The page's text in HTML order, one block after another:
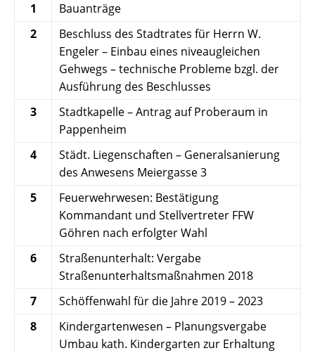
1
Bauanträge
2
Beschluss des Stadtrates für Herrn W.
Engeler – Einbau eines niveaugleichen
Gehwegs – technische Probleme bzgl. der
Ausführung des Beschlusses
3
Stadtkapelle – Antrag auf Proberaum in
Pappenheim
4
Städt. Liegenschaften – Generalsanierung
des Anwesens Meiergasse 3
5
Feuerwehrwesen: Bestätigung
Kommandant und Stellvertreter FFW
Göhren nach erfolgter Wahl
6
Straßenunterhalt: Vergabe
Straßenunterhaltsmaßnahmen 2018
7
Schöffenwahl für die Jahre 2019 – 2023
8
Kindergartenwesen – Planungsvergabe
Umbau kath. Kindergarten zur Erhaltung